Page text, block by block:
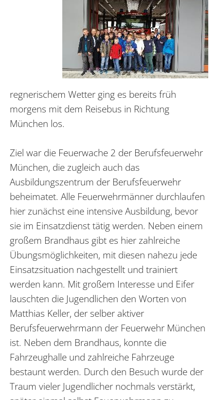
regnerischem Wetter ging es bereits früh
morgens mit dem Reisebus in Richtung
München los.
Ziel war die Feuerwache 2 der Berufsfeuerwehr
München, die zugleich auch das
Ausbildungszentrum der Berufsfeuerwehr
beheimatet. Alle Feuerwehrmänner durchlaufen
hier zunächst eine intensive Ausbildung, bevor
sie im Einsatzdienst tätig werden. Neben einem
großem Brandhaus gibt es hier zahlreiche
Übungsmöglichkeiten, mit diesen nahezu jede
Einsatzsituation nachgestellt und trainiert
werden kann. Mit großem Interesse und Eifer
lauschten die Jugendlichen den Worten von
Matthias Keller, der selber aktiver
Berufsfeuerwehrmann der Feuerwehr München
ist. Neben dem Brandhaus, konnte die
Fahrzeughalle und zahlreiche Fahrzeuge
bestaunt werden. Durch den Besuch wurde der
Traum vieler Jugendlicher nochmals verstärkt,